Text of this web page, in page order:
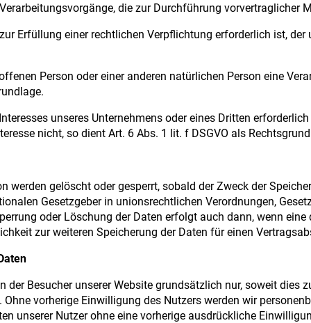
die zur Durchführung vorvertraglicher
Erfüllung einer rechtlichen Verpflichtung erforderlich ist,
Person oder einer anderen natürlichen Person eine
unseres Unternehmens oder eines Dritten
nicht, so dient Art. 6 Abs. 1 lit. f DSGVO als
werden gelöscht oder gesperrt, sobald der Zweck der
Gesetzgeber in unionsrechtlichen Verordnungen,
oder Löschung der Daten erfolgt auch dann, wenn
zur weiteren Speicherung der Daten für einen
der Besucher unserer Website grundsätzlich nur, soweit
vorherige Einwilligung des Nutzers werden wir
unserer Nutzer ohne eine vorherige ausdrückliche